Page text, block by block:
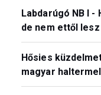
Labdarúgó NB I
de nem ettől
Hősies
magyar